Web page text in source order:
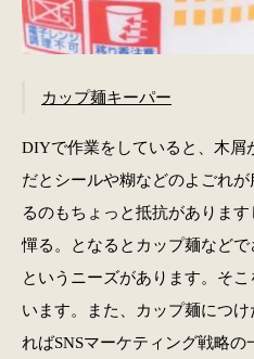
カップ麺キーパー
DIYで作業をしていると、木屑
だとシールや糊などのよごれ
るのもちょっと抵抗がありま
憚る。となるとカップ麺などで
というニーズがあります。そ
います。また、カップ麺につ
ればSNSマーケティング戦略の